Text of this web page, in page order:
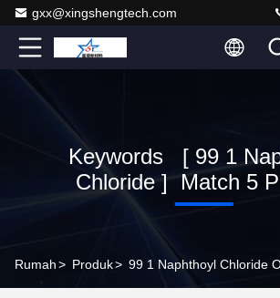
gxx@xingshengtech.com
Keywords [ 99 1
Chloride ] Match 5
Rumah> Produk> 99 1 Naphthoyl Chloride